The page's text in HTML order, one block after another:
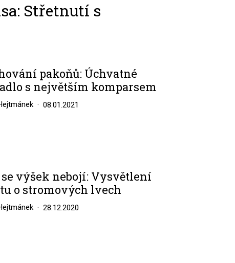
Střetnutí s
pakoňů: Úchvatné
s největším komparsem
08.01.2021
výšek nebojí: Vysvětlení
o stromových lvech
28.12.2020